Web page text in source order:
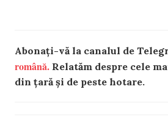
Abonați-vă la canalul de
română. Relatăm despre cele
din țară și de peste hotare.